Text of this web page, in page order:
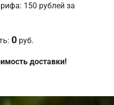
150 рублей за
0 руб.
доставки!